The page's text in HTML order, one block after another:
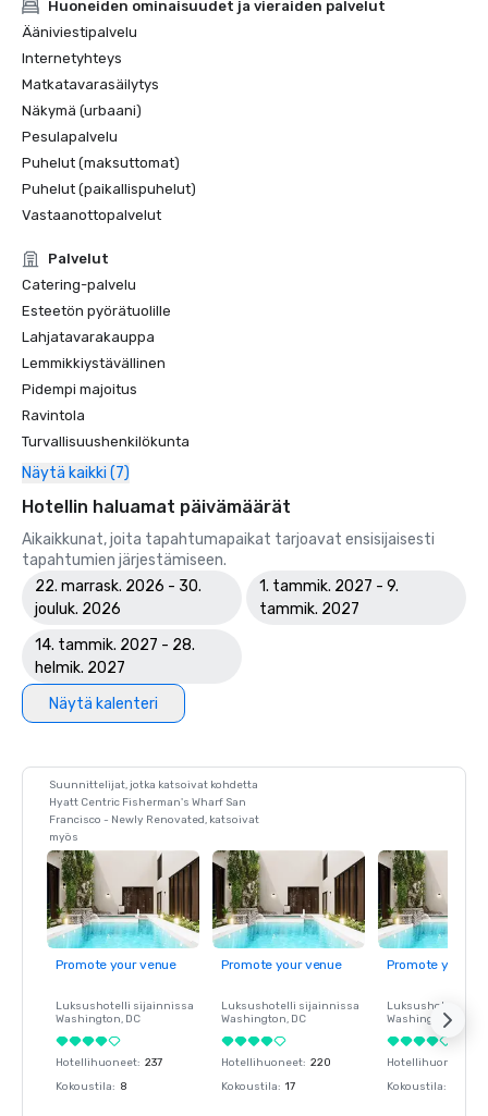
Huoneiden ominaisuudet ja vieraiden palvelut
Ääniviestipalvelu
Internetyhteys
Matkatavarasäilytys
Näkymä (urbaani)
Pesulapalvelu
Puhelut (maksuttomat)
Puhelut (paikallispuhelut)
Vastaanottopalvelut
Palvelut
Catering-palvelu
Esteetön pyörätuolille
Lahjatavarakauppa
Lemmikkiystävällinen
Pidempi majoitus
Ravintola
Turvallisuushenkilökunta
Näytä kaikki (7)
Hotellin haluamat päivämäärät
Aikaikkunat, joita tapahtumapaikat tarjoavat ensisijaisesti
tapahtumien järjestämiseen.
22. marrask. 2026 - 30.
jouluk. 2026
1. tammik. 2027 - 9.
tammik. 2027
14. tammik. 2027 - 28.
helmik. 2027
Näytä kalenteri
Suunnittelijat, jotka katsoivat kohdetta
Hyatt Centric Fisherman's Wharf San
Francisco - Newly Renovated, katsoivat
myös
Promote your venue
Luksushotelli sijainnissa
Washington, DC
Hotellihuoneet: 237
Kokoustila: 8
Promote your venue
Luksushotelli sijainnissa
Washington, DC
Hotellihuoneet: 220
Kokoustila: 17
Promote your
Luksushotelli
Washington
Hotellihuoneet
Kokoustila: